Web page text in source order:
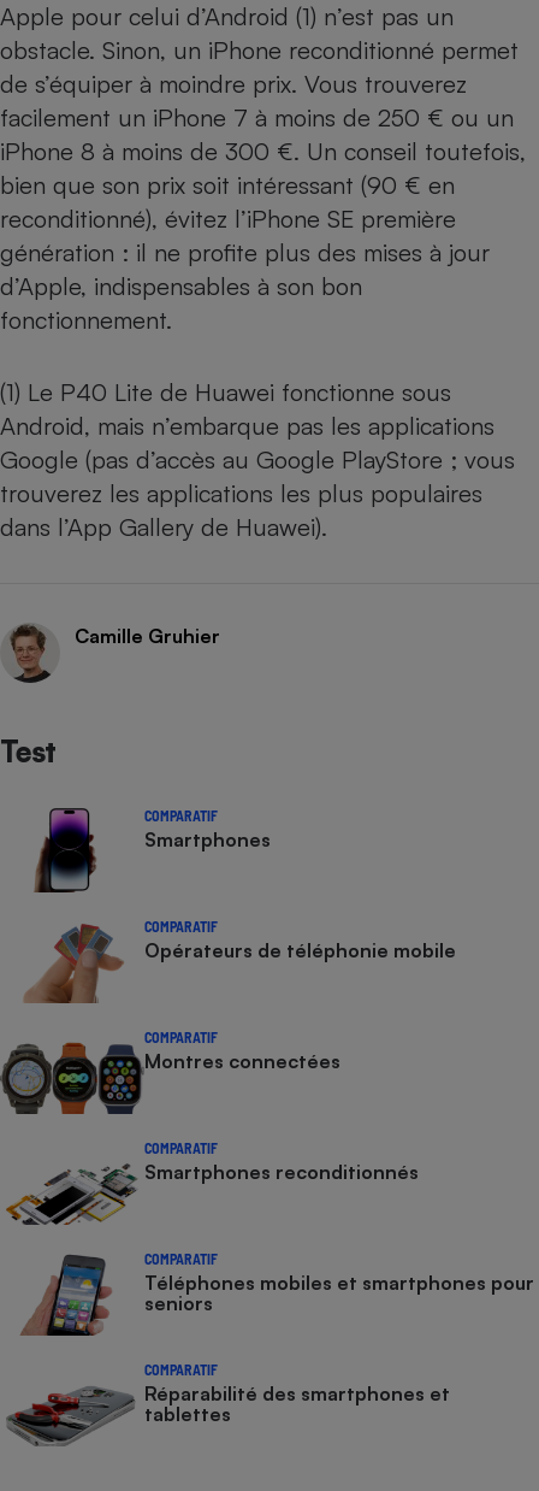
Apple pour celui d’Android (1) n’est pas un
obstacle. Sinon, un iPhone reconditionné permet
de s’équiper à moindre prix. Vous trouverez
facilement un iPhone 7 à moins de 250 € ou un
iPhone 8 à moins de 300 €. Un conseil toutefois,
bien que son prix soit intéressant (90 € en
reconditionné), évitez l’iPhone SE première
génération : il ne profite plus des mises à jour
d’Apple, indispensables à son bon
fonctionnement.
(1) Le P40 Lite de Huawei fonctionne sous
Android, mais n’embarque pas les applications
Google (pas d’accès au Google PlayStore ; vous
trouverez les applications les plus populaires
dans l’App Gallery de Huawei).
Camille Gruhier
Test
COMPARATIF
Smartphones
COMPARATIF
Opérateurs de téléphonie mobile
COMPARATIF
Montres connectées
COMPARATIF
Smartphones reconditionnés
COMPARATIF
Téléphones mobiles et smartphones pour
seniors
COMPARATIF
Réparabilité des smartphones et
tablettes